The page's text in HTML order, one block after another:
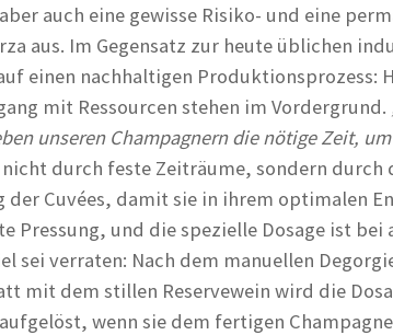
auch eine gewisse Risiko- und eine
aus. Im Gegensatz zur heute üblichen
einen nachhaltigen Produktionsprozess:
mit Ressourcen stehen im Vordergrund.
unseren Champagnern die nötige Zeit,
durch feste Zeiträume, sondern durch
Cuvées, damit sie in ihrem optimalen
Pressung, und die spezielle Dosage ist
sei verraten: Nach dem manuellen
mit dem stillen Reservewein wird die
wenn sie dem fertigen